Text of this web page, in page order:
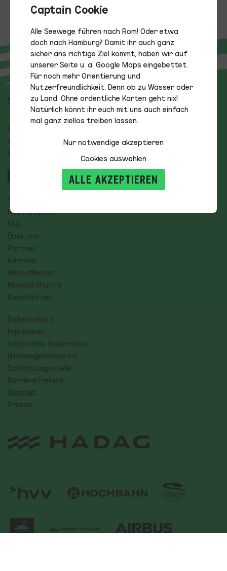
Sitemap
Linien
Aktuelles
Unsere Flotte
Störungsmeldungen
HVV Fahrplan
FAQ
Über Uns
Partner
Karriere
Werbeflächen
Musical Shuttle
Rundfahrten
Datenschutz
Impressum
Corporate Governance
Hinweisgeberportal
Schlichtungsstelle
Barrierefreiheit
Kontakt
Presse
Logo des hvv - Hamburger VerkehrsverbundLogo Stage
Logo ATG Alster-Touristik GmbH
Elbdampfer Hamburg Logo
Airbus Logo
Captain Cookie
Alle Seewege führen nach Rom! Oder etwa
doch nach Hamburg? Damit ihr auch ganz
sicher ans richtige Ziel kommt, haben wir auf
unserer Seite u. a. Google Maps eingebettet.
Für noch mehr Orientierung und
Nutzerfreundlichkeit. Denn ob zu Wasser oder
zu Land: Ohne ordentliche Karten geht nix!
Natürlich könnt ihr euch mit uns auch einfach
mal ganz ziellos treiben lassen.
ALLE AKZEPTIEREN
Nur notwendige akzeptieren
Cookies auswählen